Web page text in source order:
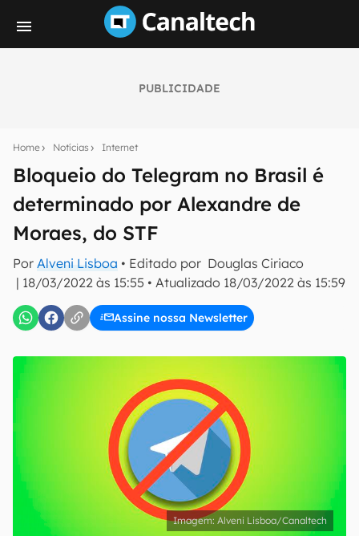
PUBLICIDADE
Home Notícias Internet
Bloqueio do Telegram no Brasil é
determinado por Alexandre de
Moraes, do STF
Por Alveni Lisboa • Editado por Douglas Ciriaco
| 18/03/2022 às 15:55 • Atualizado 18/03/2022 às 15:59
Assine nossa Newsletter
notícias e reviews sobre tecnologia em primeira
E-mail
inscreva-se
Confirmo que li, aceito e concordo com os Termos de
Uso e Política de Privacidade do Canaltech.
Alveni Lisboa/Canaltech